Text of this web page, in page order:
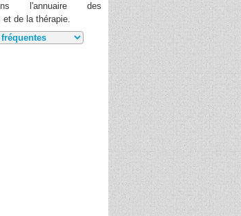
l'annuaire des
et de la thérapie.